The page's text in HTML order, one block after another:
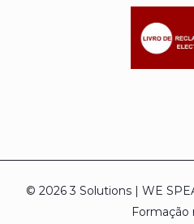
© 2026 3 Solutions | WE
Formação